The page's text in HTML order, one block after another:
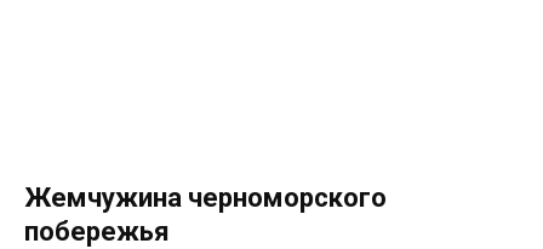
Жемчужина черноморского
побережья